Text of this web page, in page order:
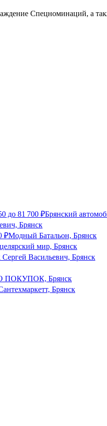
Спецноминаций, а
до 81 700 ₽Брянский
Брянск
₽Модный Батальон, Брянск
мир, Брянск
Васильевич, Брянск
ПОКУПОК, Брянск
Брянск